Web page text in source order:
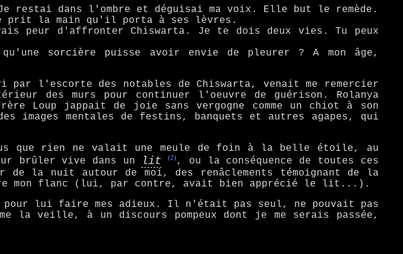
restai dans l'ombre et déguisai ma voix. Elle but le remède.
prit la main qu'il porta à ses lèvres.
peur d'affronter Chiswarta. Je te dois deux vies. Tu peux
sorcière puisse avoir envie de pleurer ? A mon âge,
par l'escorte des notables de Chiswarta, venait me remercier
des murs pour continuer l'oeuvre de guérison. Rolanya
Loup jappait de joie sans vergogne comme un chiot à son
images mentales de festins, banquets et autres agapes, qui
que rien ne valait une meule de foin à la belle étoile, au
brûler vive dans un
lit (2), ou la conséquence de toutes ces
la nuit autour de moi, des renâclements témoignant de la
mon flanc (lui, par contre, avait bien apprécié le lit...).
pour lui faire mes adieux. Il n'était pas seul, ne pouvait pas
la veille, à un discours pompeux dont je me serais passée,